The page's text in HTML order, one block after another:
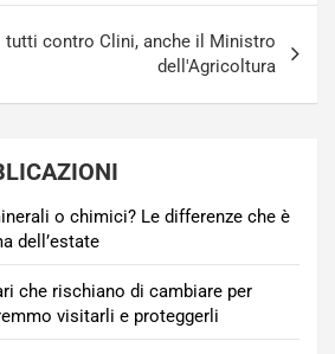
tutti contro Clini, anche il Ministro
dell'Agricoltura
o chimici? Le differenze che è
dell’estate
che rischiano di cambiare per
visitarli e proteggerli